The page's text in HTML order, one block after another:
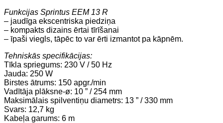
Funkcijas Sprintus EEM 13 R
– jaudīga ekscentriska piedziņa
– kompakts dizains ērtai tīrīšanai
– īpaši viegls, tāpēc to var ērti izmantot pa kāpnēm.
Tehniskās specifikācijas:
Tīkla spriegums: 230 V / 50 Hz
Jauda: 250 W
Birstes ātrums: 150 apgr./min
Vadītāja plāksne-ø: 10 ” / 254 mm
Maksimālais spilventiņu diametrs: 13 ” / 330 mm
Svars: 12,7 kg
Kabeļa garums: 6 m